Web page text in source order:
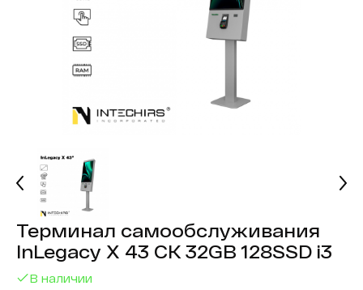
Терминал самообслуживания
InLegacy X 43 СК 32GB 128SSD i3
В наличии